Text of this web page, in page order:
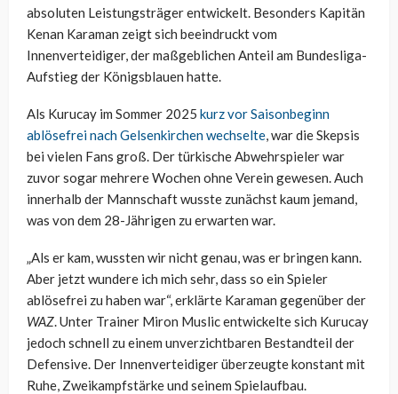
absoluten Leistungsträger entwickelt. Besonders Kapitän
Kenan Karaman zeigt sich beeindruckt vom
Innenverteidiger, der maßgeblichen Anteil am Bundesliga-
Aufstieg der Königsblauen hatte.
Als Kurucay im Sommer 2025 kurz vor Saisonbeginn
ablösefrei nach Gelsenkirchen wechselte, war die Skepsis
bei vielen Fans groß. Der türkische Abwehrspieler war
zuvor sogar mehrere Wochen ohne Verein gewesen. Auch
innerhalb der Mannschaft wusste zunächst kaum jemand,
was von dem 28-Jährigen zu erwarten war.
„Als er kam, wussten wir nicht genau, was er bringen kann.
Aber jetzt wundere ich mich sehr, dass so ein Spieler
ablösefrei zu haben war“, erklärte Karaman gegenüber der
WAZ. Unter Trainer Miron Muslic entwickelte sich Kurucay
jedoch schnell zu einem unverzichtbaren Bestandteil der
Defensive. Der Innenverteidiger überzeugte konstant mit
Ruhe, Zweikampfstärke und seinem Spielaufbau.